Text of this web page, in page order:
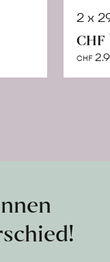
2 x
CHF
CHF